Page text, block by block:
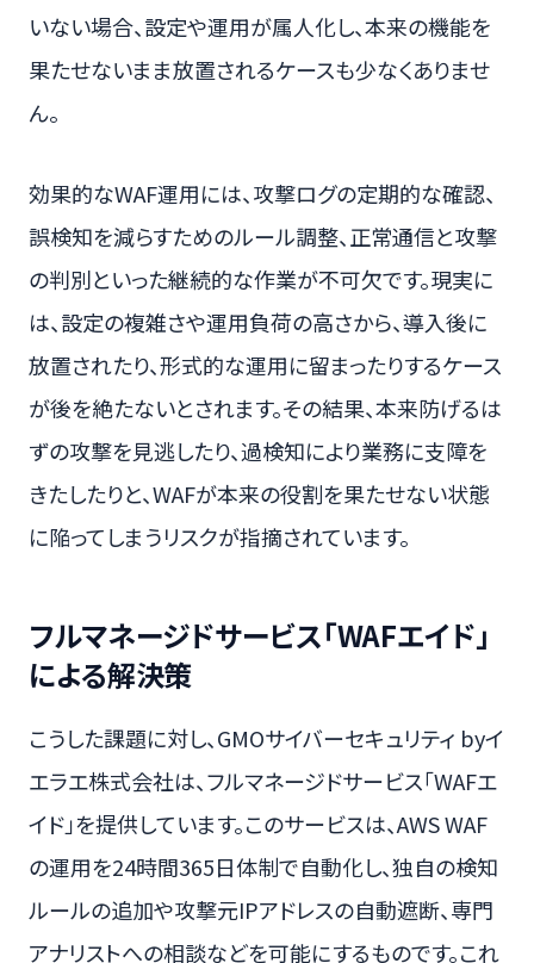
いない場合、設定や運用が属人化し、本来の機能を
果たせないまま放置されるケースも少なくありませ
ん。
効果的なWAF運用には、攻撃ログの定期的な確認、
誤検知を減らすためのルール調整、正常通信と攻撃
の判別といった継続的な作業が不可欠です。現実に
は、設定の複雑さや運用負荷の高さから、導入後に
放置されたり、形式的な運用に留まったりするケース
が後を絶たないとされます。その結果、本来防げるは
ずの攻撃を見逃したり、過検知により業務に支障を
きたしたりと、WAFが本来の役割を果たせない状態
に陥ってしまうリスクが指摘されています。
フルマネージドサービス「WAFエイド」
による解決策
こうした課題に対し、GMOサイバーセキュリティ byイ
エラエ株式会社は、フルマネージドサービス「WAFエ
イド」を提供しています。このサービスは、AWS WAF
の運用を24時間365日体制で自動化し、独自の検知
ルールの追加や攻撃元IPアドレスの自動遮断、専門
アナリストへの相談などを可能にするものです。これ